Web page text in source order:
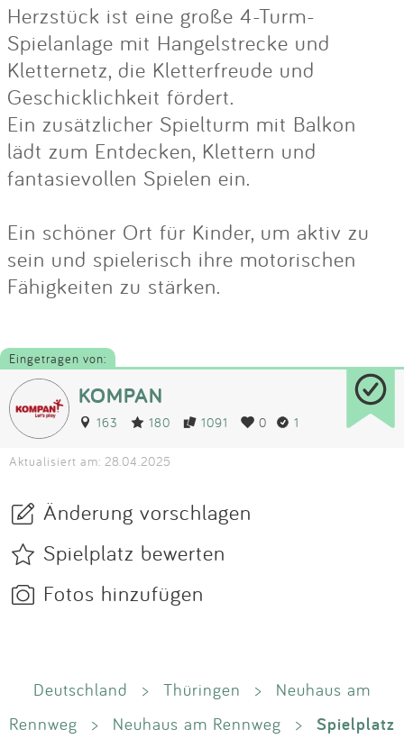
Herzstück ist eine große 4-Turm-
Spielanlage mit Hangelstrecke und
Kletternetz, die Kletterfreude und
Geschicklichkeit fördert.
Ein zusätzlicher Spielturm mit Balkon
lädt zum Entdecken, Klettern und
fantasievollen Spielen ein.
Ein schöner Ort für Kinder, um aktiv zu
sein und spielerisch ihre motorischen
Fähigkeiten zu stärken.
Eingetragen von:
KOMPAN
163 180 1091 0 1
Aktualisiert am: 28.04.2025
Änderung vorschlagen
Spielplatz bewerten
Fotos hinzufügen
Deutschland > Thüringen >
Neuhaus am
Rennweg
> Neuhaus am Rennweg > Spielplatz